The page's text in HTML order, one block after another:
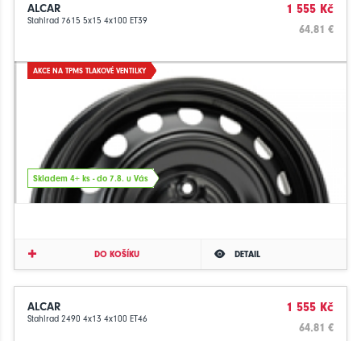
ALCAR
Stahlrad 7615 5x15 4x100 ET39
1 555 Kč
64.81 €
AKCE NA TPMS TLAKOVÉ VENTILKY
Skladem 4+ ks - do 7.8. u Vás
DO KOŠÍKU DETAIL
ALCAR
Stahlrad 2490 4x13 4x100 ET46
1 555 Kč
64.81 €